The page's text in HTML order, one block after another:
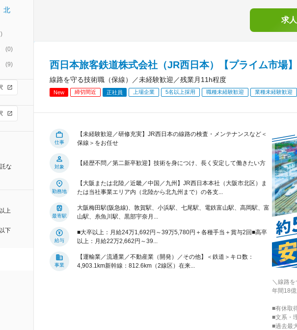
北
)
(0)
(9)
な
以上
以下
求
西日本旅客鉄道株式会社（JR西日本）【プライム市場】
線路を守る技術職（保線）／未経験歓迎／残業月11h程度
New 締切間近 正社員 上場企業 5名以上採用 職種未経験歓迎 業種未経験歓迎
仕事
【未経験歓迎／研修充実】JR西日本の線路の検査・メンテナンスなど＜
保線＞をお任せ
対象
【経歴不問／第二新卒歓迎】技術を身につけ、長く安定して働きたい方
勤務地
【大阪または北陸／近畿／中国／九州】JR西日本本社（大阪市北区）ま
たは当社事業エリア内（北陸から北九州まで）の各支...
最寄駅
大阪梅田駅(阪急線)、敦賀駅、小浜駅、七尾駅、電鉄富山駅、高岡駅、富
山駅、糸魚川駅、黒部宇奈月...
給与
■大卒以上：月給24万1,692円～39万5,780円＋各種手当＋賞与2回■高卒
以上：月給22万2,662円～39...
事業
【運輸業／流通業／不動産業（開発）／その他】＜鉄道＞キロ数：
4,903.1km新幹線：812.6km（2線区）在来...
＼線路
年間18
■有休取
■文系・
■過去最